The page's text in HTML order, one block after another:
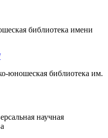
библиотека имени
юношеская библиотека им.
научная